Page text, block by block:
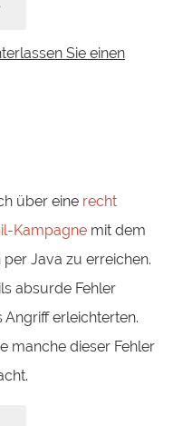
Sie einen
über eine recht
Kampagnemit dem
Java zu erreichen.
absurde Fehler
erleichterten.
manche dieser Fehler